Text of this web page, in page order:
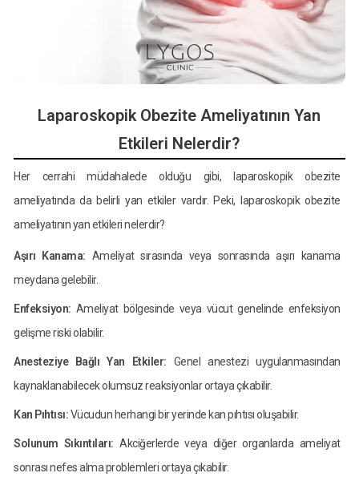
Laparoskopik Obezite Ameliyatının Yan
Etkileri Nelerdir?
Her cerrahi müdahalede olduğu gibi, laparoskopik obezite
ameliyatında da belirli yan etkiler vardır. Peki, laparoskopik obezite
ameliyatının yan etkileri nelerdir?
Aşırı Kanama: Ameliyat sırasında veya sonrasında aşırı kanama
meydana gelebilir.
Enfeksiyon: Ameliyat bölgesinde veya vücut genelinde enfeksiyon
gelişme riski olabilir.
Anesteziye Bağlı Yan Etkiler: Genel anestezi uygulanmasından
kaynaklanabilecek olumsuz reaksiyonlar ortaya çıkabilir.
Kan Pıhtısı:Vücudun herhangi bir yerinde kan pıhtısı oluşabilir.
Solunum Sıkıntıları: Akciğerlerde veya diğer organlarda ameliyat
sonrası nefes alma problemleri ortaya çıkabilir.